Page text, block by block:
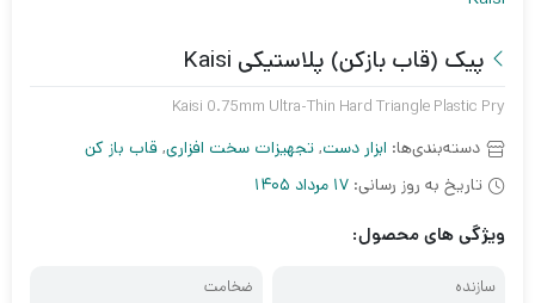
پیک (قاب بازکن) پلاستیکی Kaisi
Kaisi 0.75mm Ultra-Thin Hard Triangle Plastic Pry
دسته‌بندی‌ها: ابزار دست, تجهیزات سخت افزاری, قاب باز کن
تاریخ به روز رسانی: 17 مرداد 1405
ویژگی های محصول:
سازنده
ضخامت